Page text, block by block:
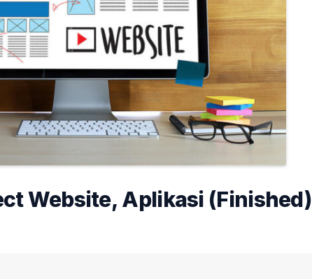
Website, Aplikasi (Finished)